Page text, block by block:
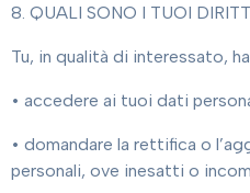
8. QUALI SONO I TUOI
Tu, in qualità di interessato,
• accedere ai tuoi dati
• domandare la rettifica o
personali, ove inesatti o